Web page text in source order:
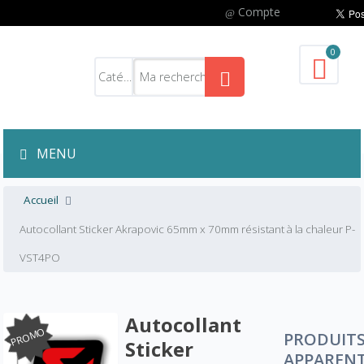
Compte
0
MENU
Accueil
Autocollant Sticker Akrapovic 65mm x 70mm résistant à la chaleur P-
VST4PO
PROMO
Autocollant
Sticker